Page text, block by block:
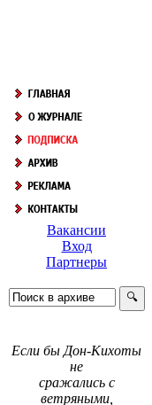
Вакансии
Вход
Партнеры
Если бы Дон-Кихоты
не
сражались с
ветряными,